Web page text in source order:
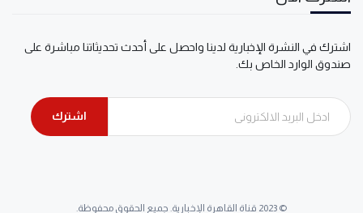
اشترك في النشرة الإخبارية لدينا واحصل على أحدث تحديثاتنا مباشرة على
صندوق الوارد الخاص بك.
اشترك
© 2023 قناة القاهرة الإخبارية. جميع الحقوق محفوظة.